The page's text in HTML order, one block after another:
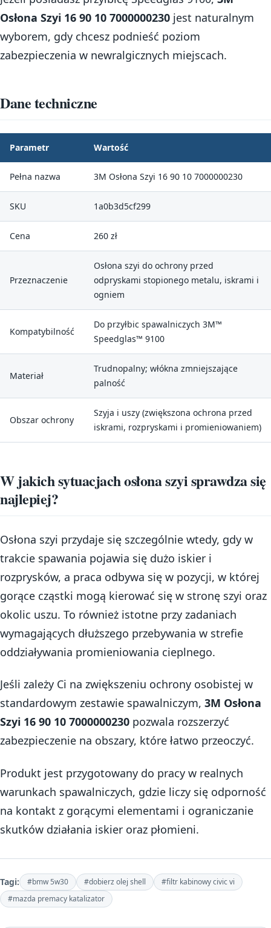
Osłona Szyi 16 90 10 7000000230 jest naturalnym
wyborem, gdy chcesz podnieść poziom
zabezpieczenia w newralgicznych miejscach.
Dane techniczne
Parametr Wartość
Pełna nazwa 3M Osłona Szyi 16 90 10 7000000230
SKU 1a0b3d5cf299
Cena 260 zł
Przeznaczenie
Osłona szyi do ochrony przed
odpryskami stopionego metalu, iskrami i
ogniem
Kompatybilność
Do przyłbic spawalniczych 3M™
Speedglas™ 9100
Materiał
Trudnopalny; włókna zmniejszające
palność
Obszar ochrony
Szyja i uszy (zwiększona ochrona przed
iskrami, rozpryskami i promieniowaniem)
W jakich sytuacjach osłona szyi sprawdza się
najlepiej?
Osłona szyi przydaje się szczególnie wtedy, gdy w
trakcie spawania pojawia się dużo iskier i
rozprysków, a praca odbywa się w pozycji, w której
gorące cząstki mogą kierować się w stronę szyi oraz
okolic uszu. To również istotne przy zadaniach
wymagających dłuższego przebywania w strefie
oddziaływania promieniowania cieplnego.
Jeśli zależy Ci na zwiększeniu ochrony osobistej w
standardowym zestawie spawalniczym, 3M Osłona
Szyi 16 90 10 7000000230 pozwala rozszerzyć
zabezpieczenie na obszary, które łatwo przeoczyć.
Produkt jest przygotowany do pracy w realnych
warunkach spawalniczych, gdzie liczy się odporność
na kontakt z gorącymi elementami i ograniczanie
skutków działania iskier oraz płomieni.
Tagi: #bmw 5w30 #dobierz olej shell
#filtr kabinowy civic vi
#mazda premacy katalizator